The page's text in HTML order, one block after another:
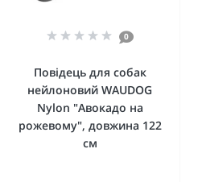
0
Повідець для собак
нейлоновий WAUDOG
Nylon "Авокадо на
рожевому", довжина 122
см